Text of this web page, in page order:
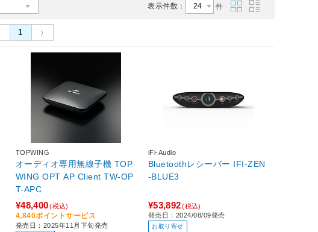
表示件数： 件
1
TOPWING
オーディオ専用無線子機 TOP
WING OPT AP Client TW-OP
T-APC
¥48,400(税込)
4,840ポイントサービス
発売日：2025年11月下旬発売
iFi-Audio
Bluetoothレシーバー IFI-ZEN
-BLUE3
¥53,892(税込)
発売日：2024/08/09発売
お取り寄せ